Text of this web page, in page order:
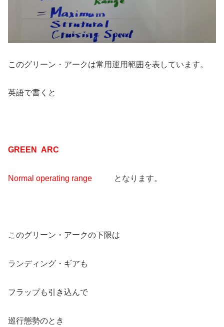
このグリーン・アークは常用運用範囲を表しています。
英語で書くと
GREEN ARC
Normal operating range となります。
このグリーン・アークの下限は
ランディング・ギアも
フラップも引き込んで
巡行態勢のとき